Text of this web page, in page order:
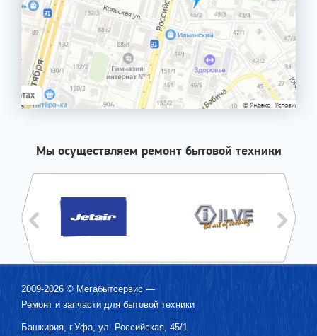
Мы осуществляем ремонт бытовой техники
2009-2026 © Мегабытсервис —
Ремонт и запчасти для бытовой техники
Башкирия, г.Уфа ул. Российская, 45/1